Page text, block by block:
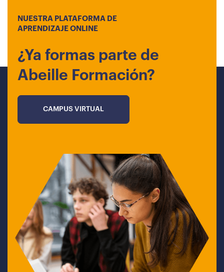
NUESTRA PLATAFORMA DE
APRENDIZAJE ONLINE
¿Ya formas parte de
Abeille Formación?
CAMPUS VIRTUAL